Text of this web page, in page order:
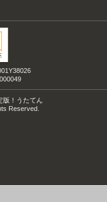
版！うたてん
Reserved.